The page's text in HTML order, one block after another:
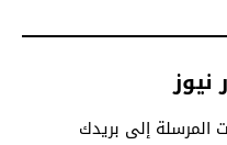
نيوز
المرسلة إلى بريدك